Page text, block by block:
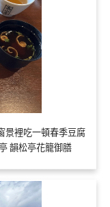
景裡吃一頓春季豆腐
韻松亭花籠御膳